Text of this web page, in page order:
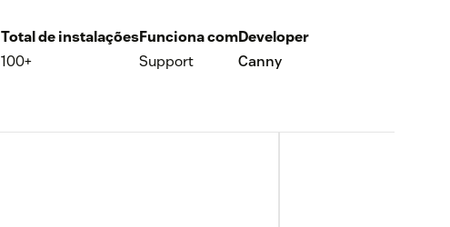
Total de instalações
100+
Funciona com
Support
Developer
Canny